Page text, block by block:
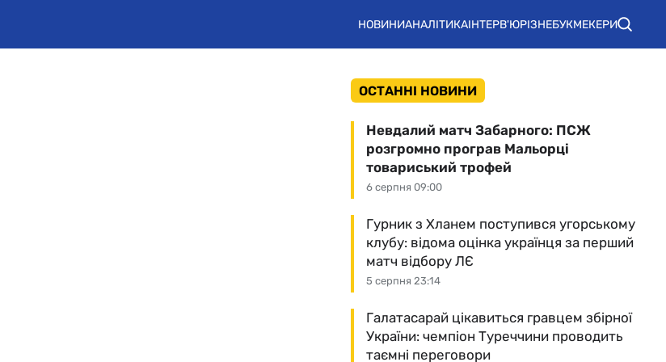
НОВИНИАНАЛІТИКАІНТЕРВ'ЮРІЗНЕБУКМЕКЕРИ
ОСТАННІ НОВИНИ
6 серпня 09:00
Невдалий матч Забарного: ПСЖ
розгромно програв Мальорці
товариський трофей
5 серпня 23:14
Гурник з Хланем поступився угорському
клубу: відома оцінка українця за перший
матч відбору ЛЄ
Галатасарай цікавиться гравцем збірної
України: чемпіон Туреччини проводить
таємні переговори